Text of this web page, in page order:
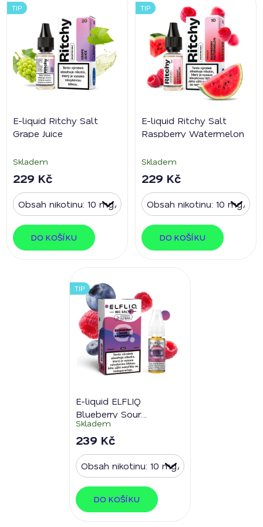
TIP
E-liquid Ritchy Salt
Grape Juice
Skladem
229 Kč
DO KOŠÍKU
TIP
E-liquid Ritchy Salt
Raspberry Watermelon
Skladem
229 Kč
DO KOŠÍKU
TIP
E-liquid ELFLIQ
Blueberry Sour
Raspberry
Skladem
239 Kč
DO KOŠÍKU